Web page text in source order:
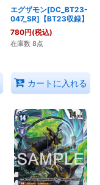
エグザモン[DC_BT23-
047_SR]【BT23収録】
780円(税込)
在庫数 8点
カートに入れる